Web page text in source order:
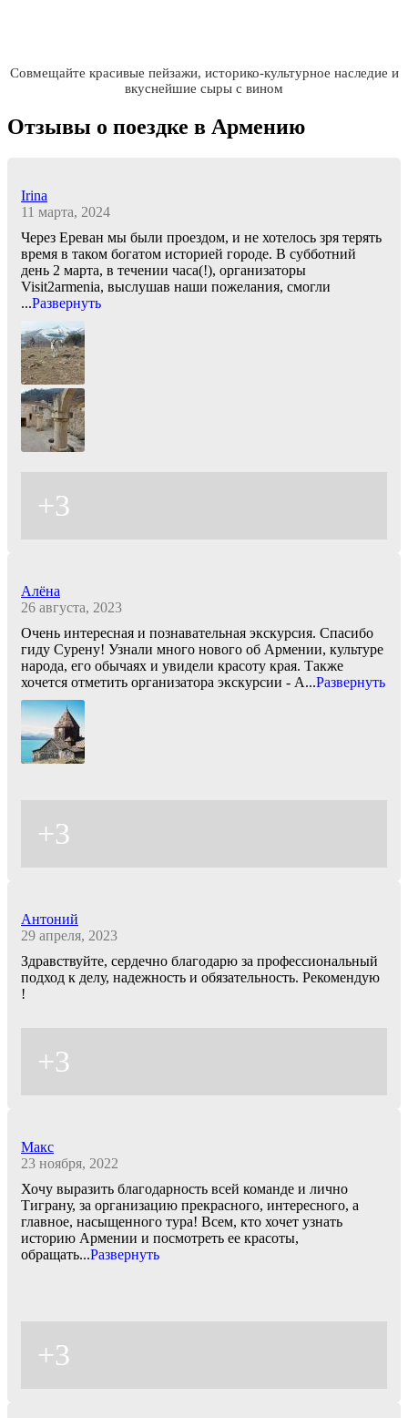
Совмещайте красивые пейзажи, историко-культурное наследие и
вкуснейшие сыры с вином
Отзывы о поездке в Армению
Irina
11 марта, 2024
Через Ереван мы были проездом, и не хотелось зря терять
время в таком богатом историей городе. В субботний
день 2 марта, в течении часа(!), организаторы
Visit2armenia, выслушав наши пожелания, смогли
...Развернуть
+3
Алёна
26 августа, 2023
Очень интересная и познавательная экскурсия. Спасибо
гиду Сурену! Узнали много нового об Армении, культуре
народа, его обычаях и увидели красоту края. Также
хочется отметить организатора экскурсии - А...Развернуть
+3
Антоний
29 апреля, 2023
Здравствуйте, сердечно благодарю за профессиональный
подход к делу, надежность и обязательность. Рекомендую
!
+3
Макс
23 ноября, 2022
Хочу выразить благодарность всей команде и лично
Тиграну, за организацию прекрасного, интересного, а
главное, насыщенного тура! Всем, кто хочет узнать
историю Армении и посмотреть ее красоты,
обращать...Развернуть
+3